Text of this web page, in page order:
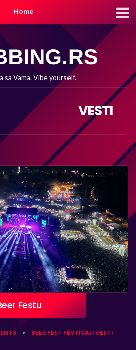
Home
sa Vama. Vibe yourself.
VESTI
Festu
• BEER FEST FESTIVALI VESTI